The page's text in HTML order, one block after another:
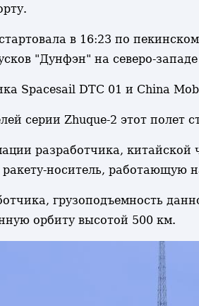
в 16:23 по
"Дунфэн" на северо-
Spacesail DTC 01 и China
серии Zhuque-2 этот полет
разработчика, китайской
ракету-носитель, работающую
грузоподъемность
орбиту высотой 500 км.